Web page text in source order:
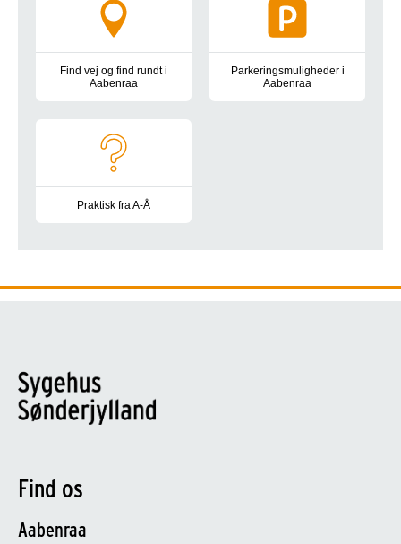
Find vej og find rundt i
Aabenraa
Parkeringsmuligheder i
Aabenraa
Praktisk fra A-Å
Find os
Aabenraa